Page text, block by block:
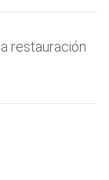
restauración